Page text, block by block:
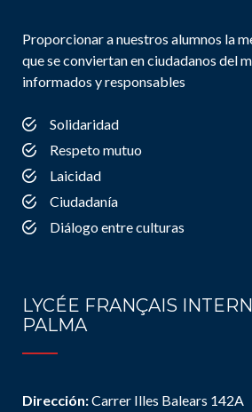
Proporcionar a nuestros alumnos la
que se conviertan en ciudadanos del
informados y responsables
Solidaridad
Respeto mutuo
Laicidad
Ciudadanía
Diálogo entre culturas
LYCÉE FRANÇAIS
PALMA
Dirección:Carrer Illes Balears 142A